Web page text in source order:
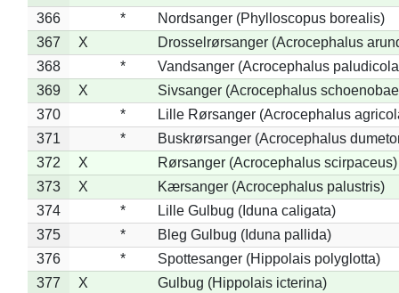
366 *
Nordsanger (Phylloscopus borealis)
367
X
Drosselrørsanger (Acrocephalus
368
*
Vandsanger (Acrocephalus
369
X
Sivsanger (Acrocephalus
370
*
Lille Rørsanger (Acrocephalus
371
*
Buskrørsanger (Acrocephalus
372
X
Rørsanger (Acrocephalus scirpaceus)
373
X
Kærsanger (Acrocephalus palustris)
374
*
Lille Gulbug (Iduna caligata)
375
*
Bleg Gulbug (Iduna pallida)
376
*
Spottesanger (Hippolais polyglotta)
377
X
Gulbug (Hippolais icterina)